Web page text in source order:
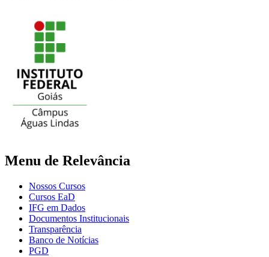
Menu de Relevância
Nossos Cursos
Cursos EaD
IFG em Dados
Documentos Institucionais
Transparência
Banco de Notícias
PGD